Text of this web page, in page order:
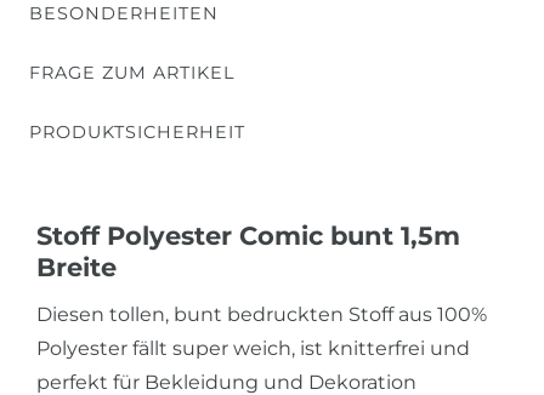
BESONDERHEITEN
FRAGE ZUM ARTIKEL
PRODUKTSICHERHEIT
Stoff Polyester Comic bunt 1,5m
Breite
Diesen tollen, bunt bedruckten Stoff aus 100%
Polyester fällt super weich, ist knitterfrei und
perfekt für Bekleidung und Dekoration